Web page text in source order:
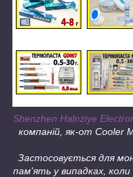
Shenzhen Halnziye
компаній, як-от Cooler
Застосовується для
пам'ять у випадках,